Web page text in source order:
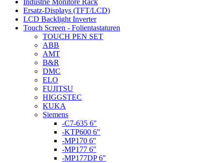
Industrie Monitore Rack
Ersatz-Displays (TFT/LCD)
LCD Backlight Inverter
Touch Screen - Folientastaturen
TOUCH PEN SET
ABB
AMT
B&R
DMC
ELO
FUJITSU
HIGGSTEC
KUKA
Siemens
-C7-635 6"
-KTP600 6"
-MP170 6''
-MP177 6"
-MP177DP 6"